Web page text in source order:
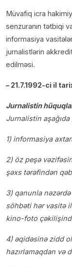
Müvafiq icra
senzuranın tətbiqi
informasiya
jurnalistlərin
edilməsi.
– 21.7.1992-ci il
Jurnalistin
Jurnalistin
1) informasiya
2) öz peşə
şəxs tərəfindən
3) qanunla
söhbəti hər vasitə
kino-foto
4) əqidəsinə zidd
hazırlamaqdan və